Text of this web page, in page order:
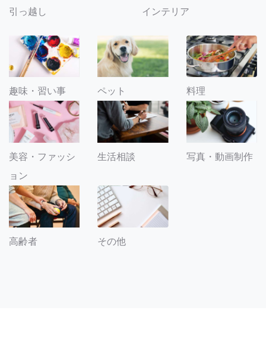
引っ越し インテリア
趣味・習い事 ペット 料理
美容・ファッシ
ョン
生活相談 写真・動画制作
高齢者 その他